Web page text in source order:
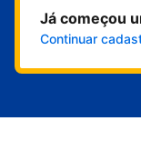
Já começou
Continuar